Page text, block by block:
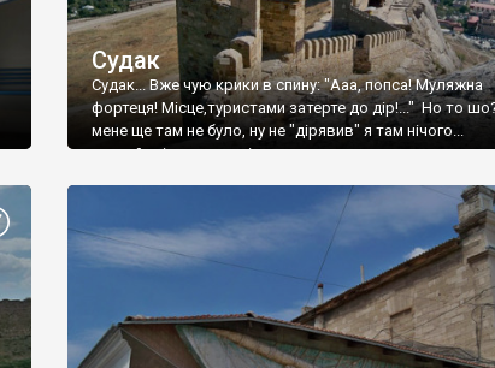
Судак
Судак... Вже чую крики в спину: "Ааа, попса! Муляжна
фортеця! Місце,туристами затерте до дір!..." Но то
мене ще там не було, ну не "дірявив" я там нічого...
принаймні до цього літа.